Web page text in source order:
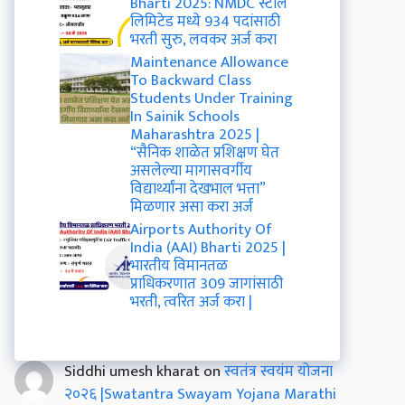
लिमिटेड मध्ये 934 पदांसाठी
भरती सुरु, लवकर अर्ज करा
Maintenance Allowance
To Backward Class
Students Under Training
In Sainik Schools
Maharashtra 2025 |
“सैनिक शाळेत प्रशिक्षण घेत
असलेल्या मागासवर्गीय
विद्यार्थ्यांना देखभाल भत्ता”
मिळणार असा करा अर्ज
Airports Authority Of
India (AAI) Bharti 2025 |
भारतीय विमानतळ
प्राधिकरणात 309 जागांसाठी
भरती, त्वरित अर्ज करा |
Siddhi umesh kharatonस्वतंत्र स्वयंम योजना
२०२६ |Swatantra Swayam Yojana Marathi